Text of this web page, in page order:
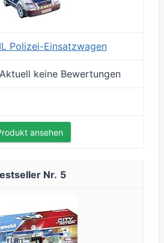
Polizei-Einsatzwagen
Aktuell keine Bewertungen
ansehen
5